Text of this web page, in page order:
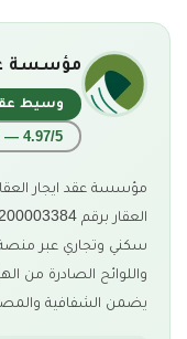
مؤسسة
وسيط
4.97/5 — أكثر من 1,400 تقييم
مؤسسة عقد ايجار
واللوائح الصادرة من
يضمن الشفافية